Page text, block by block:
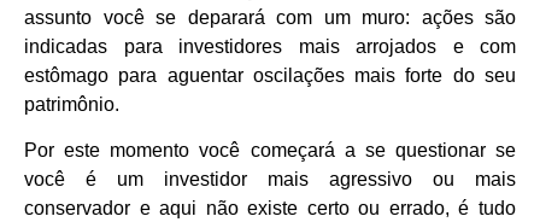
assunto você se deparará com um muro: ações são
indicadas para investidores mais arrojados e com
estômago para aguentar oscilações mais forte do seu
patrimônio.
Por este momento você começará a se questionar se
você é um investidor mais agressivo ou mais
conservador e aqui não existe certo ou errado, é tudo